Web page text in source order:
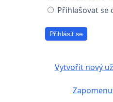
Přihlašovat se
Přihlásit se
Vytvořit nový